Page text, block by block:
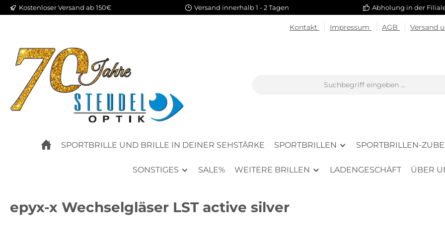
Hauptinhalt springen
Zur Suche springen
Zur Hauptnavigation springen
Kostenloser Versand ab 150€ Versand innerhalb 1 - 2 Tagen Abholung in der
Kontakt Impressum AGB Versand
SPORTBRILLE UND BRILLE IN DEINER SEHSTÄRKE SPORTBRILLEN SPORTBRILLEN-
SONSTIGES SALE% WEITERE BRILLEN LADENGESCHÄFT ÜBER
epyx-x Wechselgläser LST active silver